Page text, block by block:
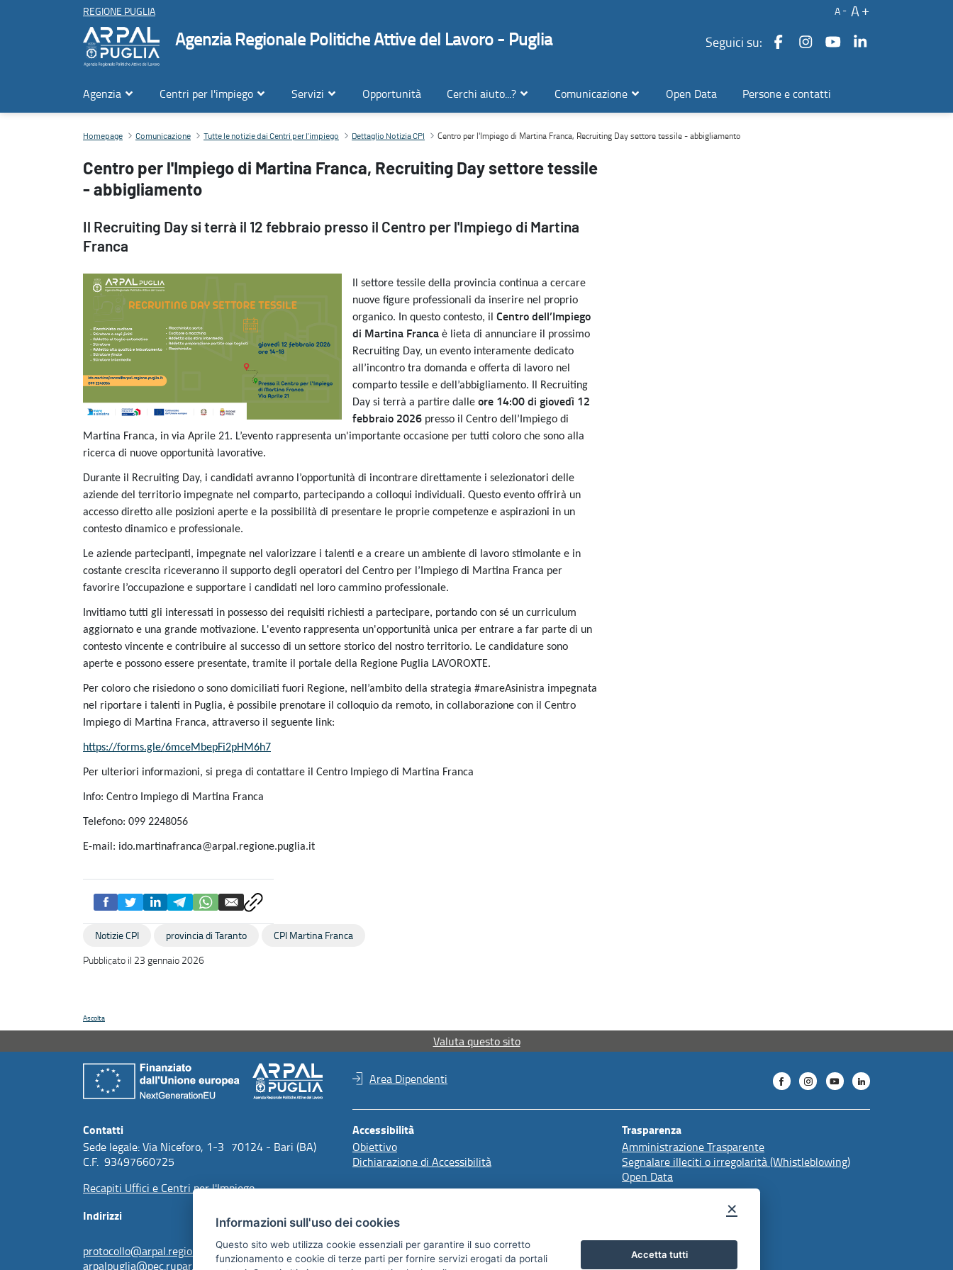
REGIONE PUGLIA A A
Agenzia Regionale Politiche Attive del Lavoro - Puglia Seguici su:
Agenzia Centri per l'impiego Servizi Opportunità Cerchi aiuto...? Comunicazione Open Data Persone e contatti
Centro per l'Impiego di Martina Franca, Recruiting Day settore tessile - abbigliamento
Homepage Comunicazione Tutte le notizie dai Centri per l'impiego Dettaglio Notizia CPI Centro per l'Impiego di Martina Franca, Recruiting Day settore tessile - abbigliamento
Centro per l'Impiego di Martina Franca, Recruiting Day settore tessile
- abbigliamento
Il Recruiting Day si terrà il 12 febbraio presso il Centro per l'Impiego di Martina
Franca
Il settore tessile della provincia continua a cercare
nuove figure professionali da inserire nel proprio
organico. In questo contesto, il Centro dell’Impiego
di Martina Franca è lieta di annunciare il prossimo
Recruiting Day, un evento interamente dedicato
all’incontro tra domanda e offerta di lavoro nel
comparto tessile e dell’abbigliamento. Il Recruiting
Day si terrà a partire dalle ore 14:00 di giovedì 12
febbraio 2026 presso il Centro dell’Impiego di
Martina Franca, in via Aprile 21. L’evento rappresenta un'importante occasione per tutti coloro che sono alla
ricerca di nuove opportunità lavorative.
Durante il Recruiting Day, i candidati avranno l’opportunità di incontrare direttamente i selezionatori delle
aziende del territorio impegnate nel comparto, partecipando a colloqui individuali. Questo evento offrirà un
accesso diretto alle posizioni aperte e la possibilità di presentare le proprie competenze e aspirazioni in un
contesto dinamico e professionale.
Le aziende partecipanti, impegnate nel valorizzare i talenti e a creare un ambiente di lavoro stimolante e in
costante crescita riceveranno il supporto degli operatori del Centro per l’Impiego di Martina Franca per
favorire l’occupazione e supportare i candidati nel loro cammino professionale.
Invitiamo tutti gli interessati in possesso dei requisiti richiesti a partecipare, portando con sé un curriculum
aggiornato e una grande motivazione. L'evento rappresenta un'opportunità unica per entrare a far parte di un
contesto vincente e contribuire al successo di un settore storico del nostro territorio. Le candidature sono
aperte e possono essere presentate, tramite il portale della Regione Puglia LAVOROXTE.
Per coloro che risiedono o sono domiciliati fuori Regione, nell’ambito della strategia #mareAsinistra impegnata
nel riportare i talenti in Puglia, è possibile prenotare il colloquio da remoto, in collaborazione con il Centro
Impiego di Martina Franca, attraverso il seguente link:
https://forms.gle/6mceMbepFi2pHM6h7
Per ulteriori informazioni, si prega di contattare il Centro Impiego di Martina Franca
Info: Centro Impiego di Martina Franca
Telefono: 099 2248056
E-mail: ido.martinafranca@arpal.regione.puglia.it
Notizie CPI provincia di Taranto
CPI Martina Franca
Pubblicato il 23 gennaio 2026
Ascolta
Valuta questo sito
Area Dipendenti
Contatti
Sede legale: Via Niceforo, 1-3 70124 - Bari (BA)
C.F. 93497660725
Recapiti Uffici e Centri per l'Impiego
Accessibilità
Obiettivo
Dichiarazione di Accessibilità
Trasparenza
Amministrazione Trasparente
Segnalare illeciti o irregolarità (Whistleblowing)
Open Data
Indirizzi
protocollo@arpal.regione.puglia.it
arpalpuglia@pec.rupar.puglia.it
Redazione
Comunicazione Istituzionale
×
Informazioni sull'uso dei cookies
Questo sito web utilizza cookie essenziali per garantire il suo corretto
funzionamento e cookie di terze parti per fornire servizi erogati da portali
Accetta tutti